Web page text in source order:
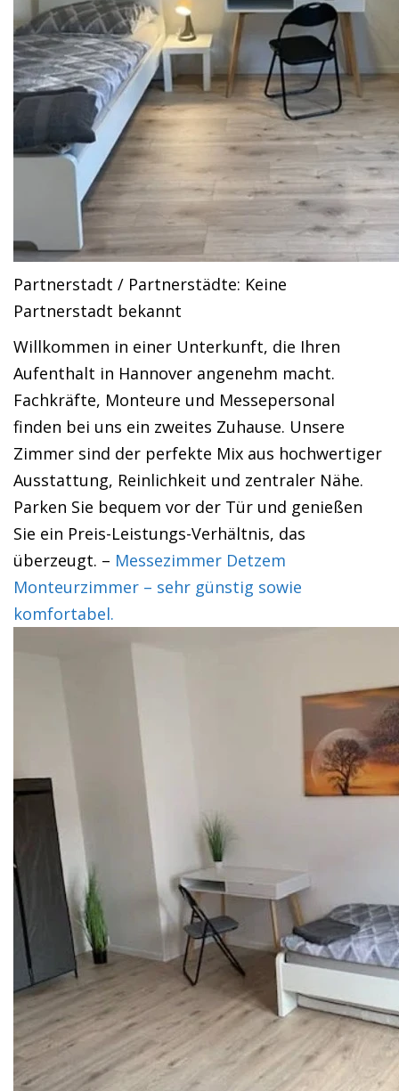
Partnerstadt / Partnerstädte: Keine
Partnerstadt bekannt
Willkommen in einer Unterkunft, die Ihren
Aufenthalt in Hannover angenehm macht.
Fachkräfte, Monteure und Messepersonal
finden bei uns ein zweites Zuhause. Unsere
Zimmer sind der perfekte Mix aus hochwertiger
Ausstattung, Reinlichkeit und zentraler Nähe.
Parken Sie bequem vor der Tür und genießen
Sie ein Preis-Leistungs-Verhältnis, das
überzeugt. – Messezimmer Detzem
Monteurzimmer – sehr günstig sowie
komfortabel.